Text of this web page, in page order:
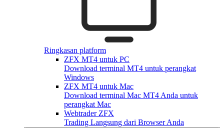
Ringkasan platform
ZFX MT4 untuk PC
Download terminal MT4 untuk perangkat
Windows
ZFX MT4 untuk Mac
Download terminal Mac MT4 Anda untuk
perangkat Mac
Webtrader ZFX
Trading Langsung dari Browser Anda